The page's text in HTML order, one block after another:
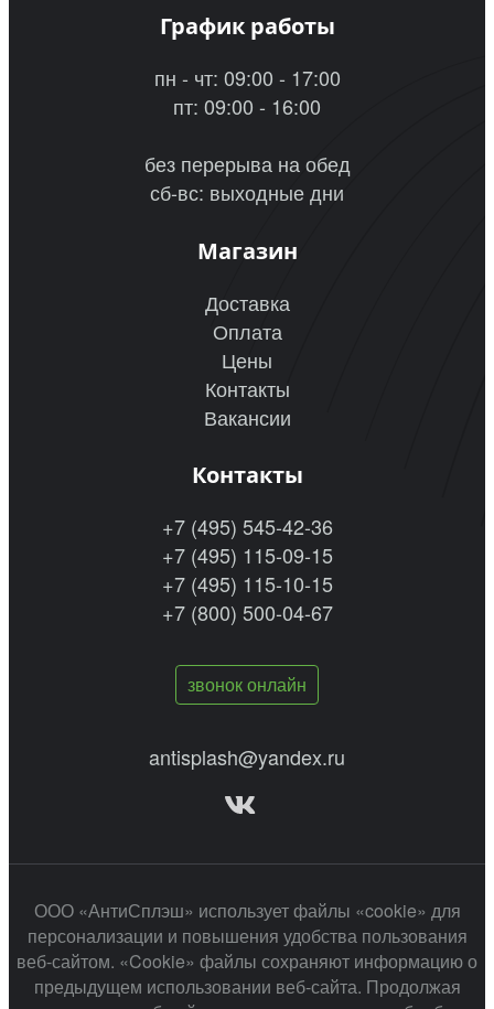
График работы
пн - чт: 09:00 - 17:00
пт: 09:00 - 16:00
без перерыва на обед
сб-вс: выходные дни
Магазин
Доставка
Оплата
Цены
Контакты
Вакансии
Контакты
+7 (495) 545-42-36
+7 (495) 115-09-15
+7 (495) 115-10-15
+7 (800) 500-04-67
звонок онлайн
antisplash@yandex.ru
ООО «АнтиСплэш» использует файлы «cookie» для
персонализации и повышения удобства пользования
веб-сайтом. «Cookie» файлы сохраняют информацию о
предыдущем использовании веб-сайта. Продолжая